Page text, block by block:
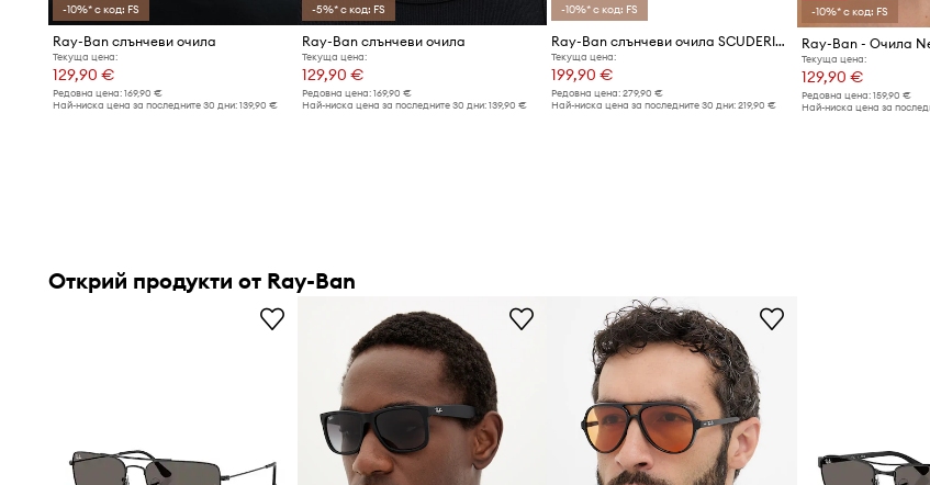
-10%* с код: FS
Ray-Ban слънчеви очила
Текуща цена:
129,90 €
Редовна цена: 169,90 €
Най-ниска цена за последните 30 дни: 139,90 €
-5%* с код: FS
Ray-Ban слънчеви очила
Текуща цена:
129,90 €
Редовна цена:169,90 €
Най-ниска цена за последните 30 дни:139,90 €
-10%* с код: FS
Ray-Ban слънчеви очила SCUDERIA FERRARI COLLECTION
Текуща цена:
199,90 €
Редовна цена: 279,90 €
Най-ниска цена за последните 30 дни: 219,90 €
-10%* с код: FS
Ray-Ban - Очила
Текуща цена:
129,90 €
Редовна цена: 159,90 €
Най-ниска цена за
Открий продукти от Ray-Ban